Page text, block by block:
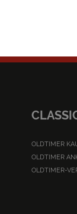
OLDTIMER
OLDTIMER
OLDTIMER-